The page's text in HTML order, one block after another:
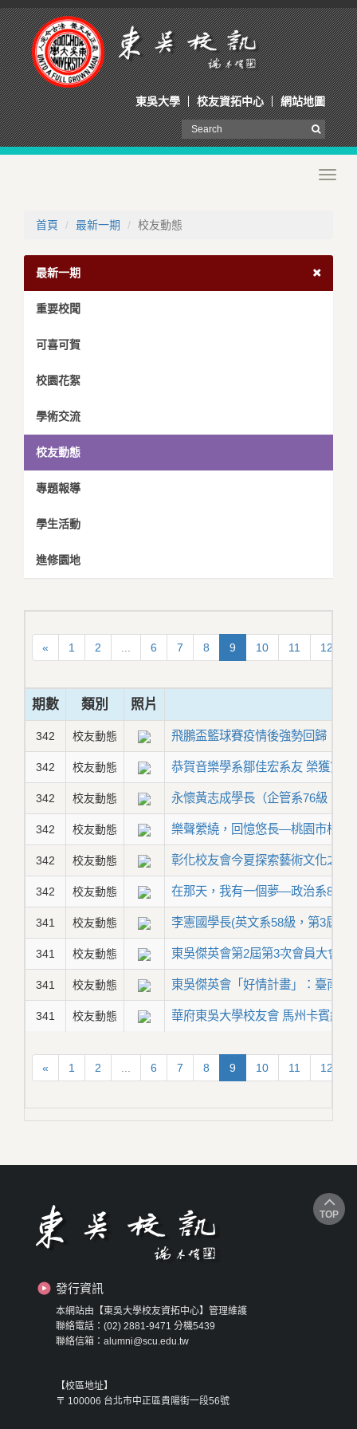
東吳大學 校友資拓中心 網站地圖
首頁 最新一期 校友動態
最新一期
重要校聞
可喜可賀
校園花絮
學術交流
校友動態
專題報導
學生活動
進修園地
« 1 2 6 7 8 9 10 11 12
期數 類別 照片
342 校友動態 飛鵬盃籃球賽疫情後強勢回歸
342 校友動態 恭賀音樂學系鄒佳宏系友 榮獲第
342 校友動態 永懷黃志成學長（企管系76級，
342 校友動態 樂聲縈繞，回憶悠長—桃園市校友
342 校友動態 彰化校友會今夏探索藝術文化之
342 校友動態 在那天，我有一個夢—政治系83級
341 校友動態 李憲國學長(英文系58級，第3屆傑
341 校友動態 東吳傑英會第2屆第3次會員大會暨
341 校友動態 東吳傑英會「好情計畫」：臺南奇
341 校友動態 華府東吳大學校友會 馬州卡賓約
« 1 2 6 7 8 9 10 11 12
發行資訊
本網站由【東吳大學校友資拓中心】管理維護
聯絡電話：(02) 2881-9471 分機5439
聯絡信箱：alumni@scu.edu.tw
【校區地址】
〒 100006 台北市中正區貴陽街一段56號
TOP